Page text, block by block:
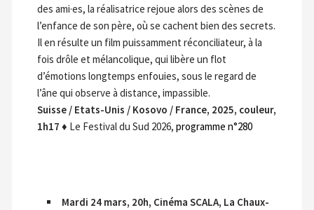
des ami·es, la réalisatrice rejoue alors des scènes de
l’enfance de son père, où se cachent bien des secrets.
Il en résulte un film puissamment réconciliateur, à la
fois drôle et mélancolique, qui libère un flot
d’émotions longtemps enfouies, sous le regard de
l’âne qui observe à distance, impassible.
Suisse / Etats-Unis / Kosovo / France, 2025, couleur,
1h17 ♦ Le Festival du Sud 2026, programme n°280
Mardi 24 mars, 20h, Cinéma SCALA, La Chaux-